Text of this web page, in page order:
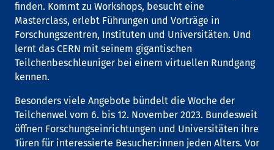
finden. Kommt zu Workshops, besucht eine
Masterclass, erlebt Führungen und Vorträge in
Forschungszentren, Instituten und Universitäten. Und
lernt das CERN mit seinem gigantischen
Teilchenbeschleuniger bei einem virtuellen Rundgang
kennen.
Besonders viele Angebote bündelt die Woche der
Teilchenwel vom 6. bis 12. November 2023. Bundesweit
öffnen Forschungseinrichtungen und Universitäten ihre
Türen für interessierte Besucher:innen jeden Alters. Vor